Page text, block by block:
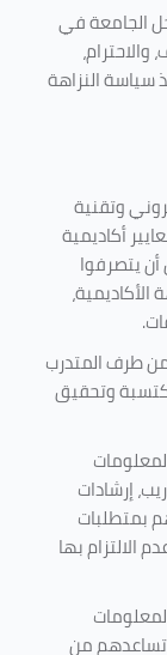
الجامعة في
سياسة النزاهة
وتقنية
أكاديمية
يتصرفوا
طرف المتدرب
وتحقيق
إرشادات
بمتطلبات
الالتزام بها
تساعدهم من